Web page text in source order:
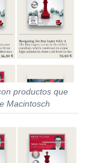
productos que
Macintosch